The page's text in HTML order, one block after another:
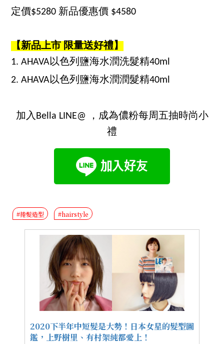
定價$5280 新品優惠價 $4580
【新品上市 限量送好禮】
1. AHAVA以色列鹽海水潤洗髮精40ml
2. AHAVA以色列鹽海水潤潤髮精40ml
加入Bella LINE@ ，成為儂粉每周五抽時尚小
禮
#捲髮造型 #hairstyle
2020下半年中短髮是大勢！日本女星的髮型圖
鑑，上野樹里、有村架純都愛上！